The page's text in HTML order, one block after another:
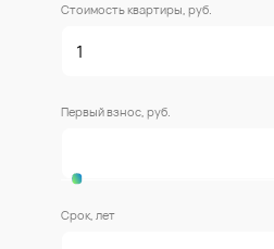
Стоимость квартиры, руб.
Первый взнос, руб.
Срок, лет